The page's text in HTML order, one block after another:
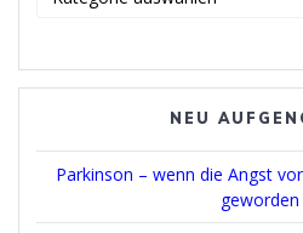
NEU
Parkinson – wenn die Angst